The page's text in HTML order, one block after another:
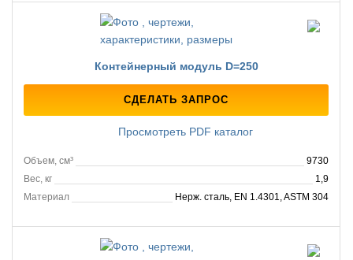
Контейнерный модуль D=250
СДЕЛАТЬ ЗАПРОС
Просмотреть PDF каталог
Объем, см³
9730
Вес, кг
1,9
Материал
Нерж. сталь, EN 1.4301, ASTM 304